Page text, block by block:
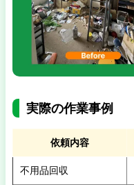
実際の作業事例
依頼内容
不用品回収